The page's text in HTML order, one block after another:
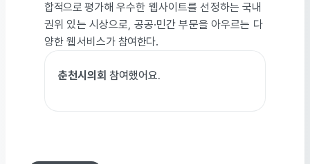
합적으로 평가해 우수한 웹사이트를 선정하는 국내
권위 있는 시상으로, 공공·민간 부문을 아우르는 다
양한 웹서비스가 참여한다.
춘천시의회 참여했어요.